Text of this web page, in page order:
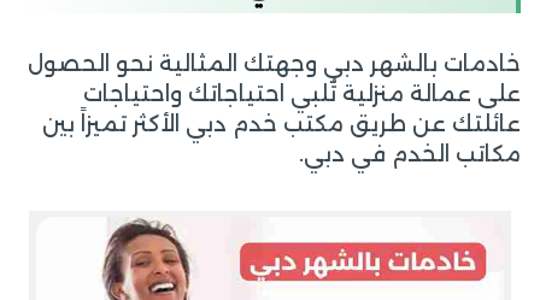
خادمات بالشهر دبي وجهتك المثالية نحو الحصول
على عمالة منزلية تُلبي احتياجاتك واحتياجات
عائلتك عن طريق مكتب خدم دبي الأكثر تميزاً بين
مكاتب الخدم في دبي.